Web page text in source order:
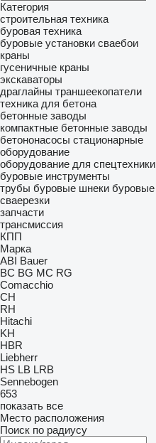
Категория
строительная техника
буровая техника
буровые установки сваебои
краны
гусеничные краны
экскаваторы
драглайны траншеекопатели
техника для бетона
бетонные заводы
компактные бетонные заводы
бетононасосы стационарные
оборудование
оборудование для спецтехники
буровые инструменты
трубы буровые шнеки буровые
сваерезки
запчасти
трансмиссия
КПП
Марка
ABI Bauer
BC BG MC RG
Comacchio
CH
RH
Hitachi
KH
HBR
Liebherr
HS LB LRB
Sennebogen
653
показать все
Место расположения
Поиск по радиусу